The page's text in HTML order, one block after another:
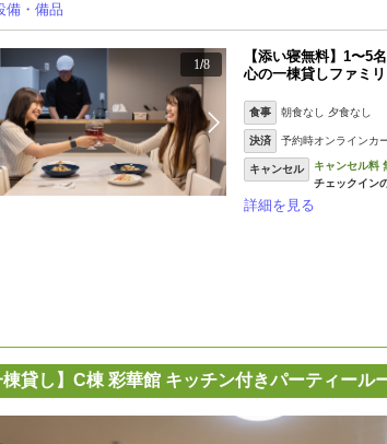
備・備品
1/8
【添い寝無料】1〜5
心の一棟貸しファミ
食事 朝食なし 夕食なし
決済 予約時オンラインカ
キャンセル
詳細を見る
棟貸し】C棟 彩華館 キッチン付きパーティール